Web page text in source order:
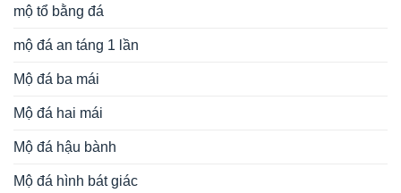
mộ tổ bằng đá
mộ đá an táng 1 lần
Mộ đá ba mái
Mộ đá hai mái
Mộ đá hậu bành
Mộ đá hình bát giác